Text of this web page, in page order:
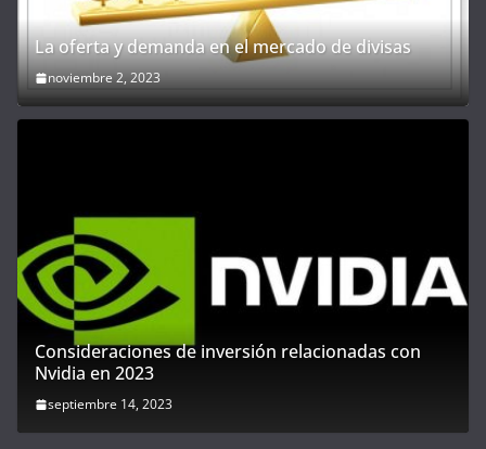
La oferta y demanda en el mercado de divisas
noviembre 2, 2023
Consideraciones de inversión relacionadas con
Nvidia en 2023
septiembre 14, 2023